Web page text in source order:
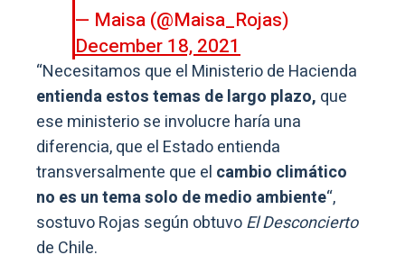
— Maisa (@Maisa_Rojas)
December 18, 2021
“Necesitamos que el Ministerio de Hacienda
entienda estos temas de largo plazo, que
ese ministerio se involucre haría una
diferencia, que el Estado entienda
transversalmente que el cambio climático
no es un tema solo de medio ambiente“,
sostuvo Rojas según obtuvoEl Desconcierto
de Chile.